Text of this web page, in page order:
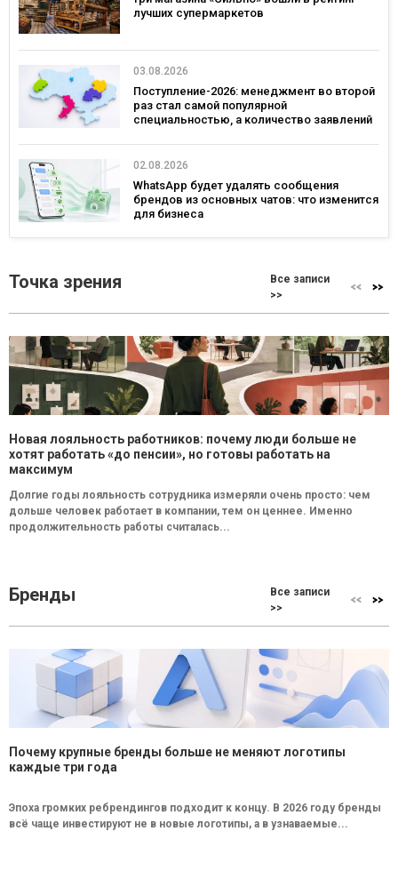
лучших супермаркетов
03.08.2026
Поступление-2026: менеджмент во второй
раз стал самой популярной
специальностью, а количество заявлений
02.08.2026
WhatsApp будет удалять сообщения
брендов из основных чатов: что изменится
для бизнеса
Точка зрения
Все записи
>>
Новая лояльность работников: почему люди больше не
хотят работать «до пенсии», но готовы работать на
максимум
Долгие годы лояльность сотрудника измеряли очень просто: чем
дольше человек работает в компании, тем он ценнее. Именно
продолжительность работы считалась...
Бренды
Все записи
>>
Почему крупные бренды больше не меняют логотипы
каждые три года
Эпоха громких ребрендингов подходит к концу. В 2026 году бренды
всё чаще инвестируют не в новые логотипы, а в узнаваемые...